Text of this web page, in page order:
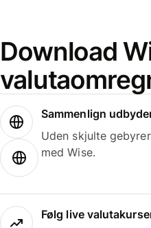
Download
Sammenlign
Uden skjulte
med Wise.
Følg live